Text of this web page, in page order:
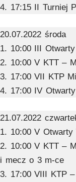
4. 17:15 II Turniej
20.07.2022 środa
1. 10:00 III
2. 10:00 V KTT –
3. 17:00 VII KTP
4. 17:00 IV
21.07.2022
1. 10:00 V
2. 10:00 V KTT –
i mecz o 3 m-ce
3. 17:00 VIII KTP